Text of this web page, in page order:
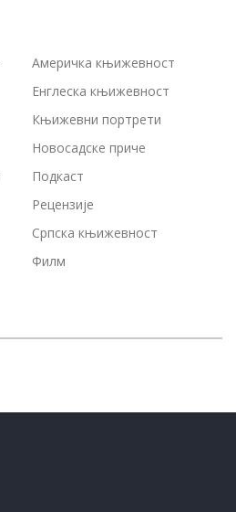
Америчка књижевност
Енглеска књижевност
Књижевни портрети
Новосадске приче
Подкаст
Рецензије
Српска књижевност
Филм